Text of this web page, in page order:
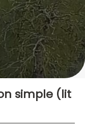
simple (lit